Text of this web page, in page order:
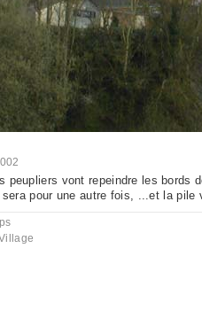
peupliers vont repeindre les bords
pour une autre fois, ...et la pile